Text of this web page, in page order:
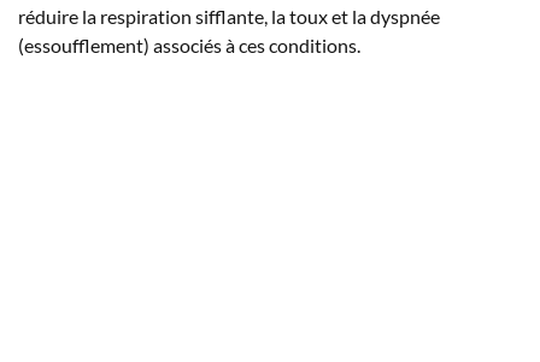
réduire la respiration sifflante, la toux et la dyspnée
(essoufflement) associés à ces conditions.